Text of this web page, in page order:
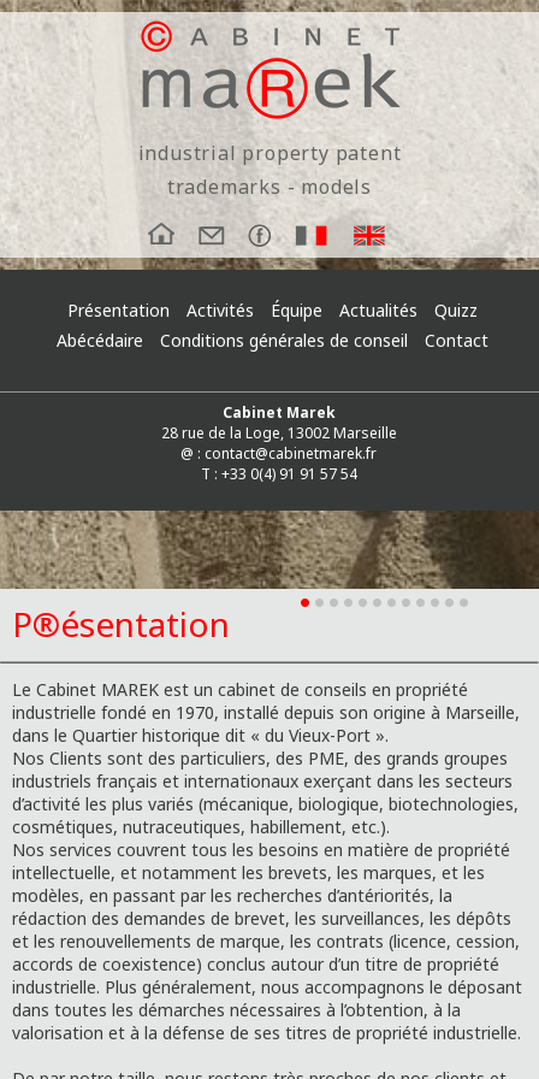
industrial property patent
trademarks - models
Présentation Activités Équipe Actualités
Quizz
Abécédaire
Conditions générales de conseil Contact
Cabinet Marek
28 rue de la Loge, 13002 Marseille
@ : contact@cabinetmarek.fr
T : +33 0(4) 91 91 57 54
P®ésentation
Le Cabinet MAREK est un cabinet de conseils en propriété
industrielle fondé en 1970, installé depuis son origine à Marseille,
dans le Quartier historique dit « du Vieux-Port ».
Nos Clients sont des particuliers, des PME, des grands groupes
industriels français et internationaux exerçant dans les secteurs
d’activité les plus variés (mécanique, biologique, biotechnologies,
cosmétiques, nutraceutiques, habillement, etc.).
Nos services couvrent tous les besoins en matière de propriété
intellectuelle, et notamment les brevets, les marques, et les
modèles, en passant par les recherches d’antériorités, la
rédaction des demandes de brevet, les surveillances, les dépôts
et les renouvellements de marque, les contrats (licence, cession,
accords de coexistence) conclus autour d’un titre de propriété
industrielle. Plus généralement, nous accompagnons le déposant
dans toutes les démarches nécessaires à l’obtention, à la
valorisation et à la défense de ses titres de propriété industrielle.